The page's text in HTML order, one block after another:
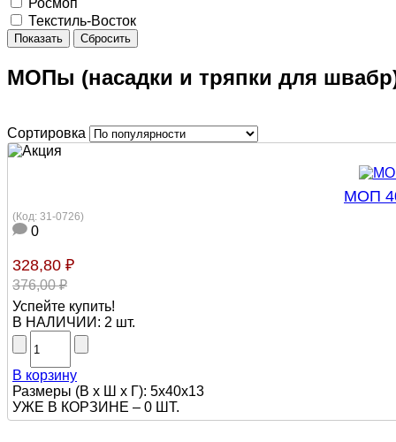
Росмоп
Текстиль-Восток
Показать Сбросить
МОПы (насадки и тряпки для
Сортировка
МОП
(Код: 31-0726)
0
328,80 ₽
376,00 ₽
Успейте купить!
В НАЛИЧИИ: 2 шт.
В корзину
Размеры (В х Ш х Г): 5х40х13
УЖЕ В КОРЗИНЕ – 0 ШТ.